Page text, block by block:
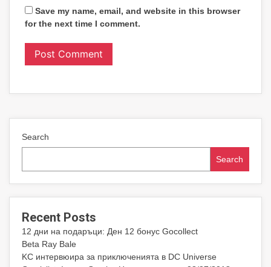
Save my name, email, and website in this browser
for the next time I comment.
Search
Search
Recent Posts
12 дни на подаръци: Ден 12 бонус Gocollect
Beta Ray Bale
KC интервюира за приключенията в DC Universe